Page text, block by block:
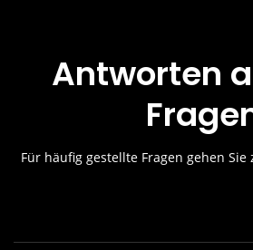
Antworten
Für häufig gestellte Fragen gehen Sie